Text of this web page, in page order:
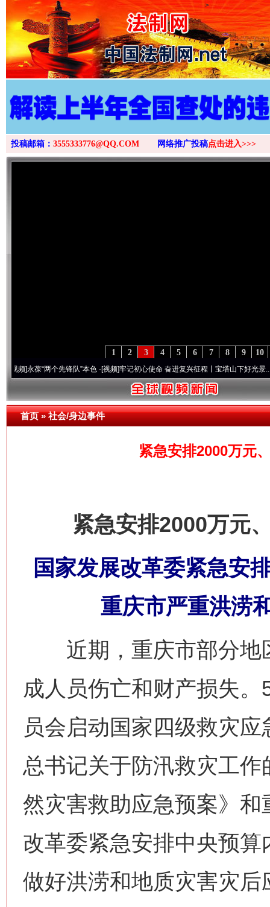
>
投稿邮箱： 3555333776@QQ.COM 网络推广投稿点击进入>>>
10
9
8
7
6
5
4
3
2
1
葆“两个先锋队”本色·[视频]牢记初心使命 奋进复兴征程丨宝塔山下好光景..·[视频]因
首页»社会/身边事件
紧急安排2000万元
紧急安排2000万元、
国家发展改革委紧急安
重庆市严重洪涝
近期，重庆市部分地
成人员伤亡和财产损失
员会启动国家四级救灾
总书记关于防汛救灾工
然灾害救助应急预案》
改革委紧急安排中央预
做好洪涝和地质灾害灾